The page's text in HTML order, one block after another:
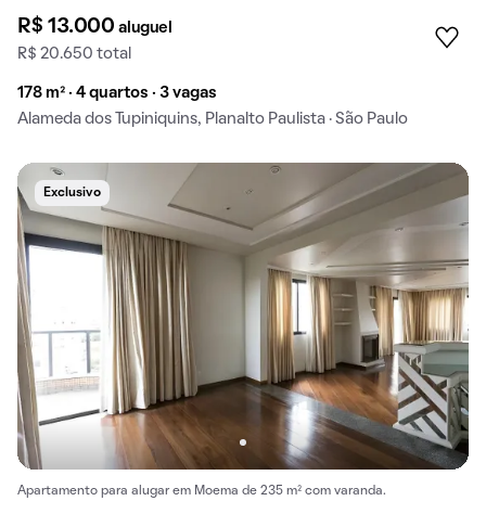
R$ 13.000aluguel
R$ 20.650 total
178 m² · 4 quartos · 3 vagas
Alameda dos Tupiniquins, Planalto Paulista · São Paulo
Exclusivo
Apartamento para alugar em Moema de 235 m² com varanda.